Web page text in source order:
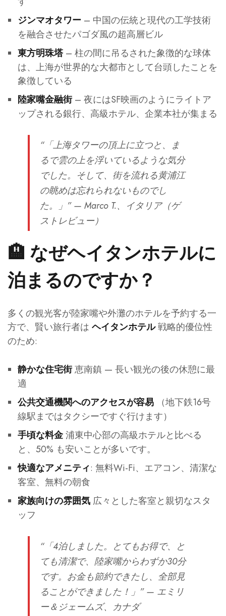
ジンマオタワー– 中国の伝統と現代の工学技術
を融合させたパゴダ風の超高層ビル
東方明珠塔– 柱の間に吊るされた象徴的な球体
は、上海が世界的な大都市として台頭したことを
象徴している
陸家嘴金融街– 夜にはSF映画のようにライトア
ップされる銀行、高級ホテル、企業本社が集まる
“「上海タワーの頂上に立つと、ま
るで雲の上を浮いているような気分
でした。そして、街を流れる黄浦江
の眺めは忘れられないものでし
た。」”— Marco T.、イタリア（ゲ
ストレビュー）
🏨 なぜヘイタンホテルに
泊まるのですか？
多くの観光客が陸家嘴や外灘のホテルを予約する一
方で、賢い旅行者は ヘイタンホテル戦略的優位性
のため:
静かな住宅街恵南鎮 — 長い観光の後の休憩に最
適
公共交通機関へのアクセスが容易（地下鉄16号
線駅まではタクシーですぐ行けます）
手頃な料金浦東中心部の高級ホテルと比べる
と、50% も安いことが多いです。
快適なアメニティ: 無料Wi-Fi、エアコン、清潔な
客室、無料の朝食
家族向けの雰囲気広々とした客室と親切なスタ
ッフ
“「4泊しました。とてもお得で、と
ても清潔で、陸家嘴からわずか30分
です。お金も節約できたし、全部見
ることができました！」”— エミリ
ー＆ジェームズ、カナダ